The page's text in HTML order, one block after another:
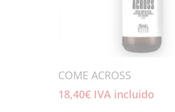
Añadir Al Carrito
COME ACROSS
18,40€ IVA incluido